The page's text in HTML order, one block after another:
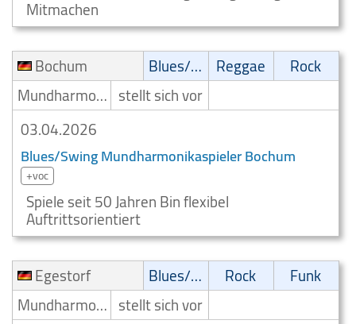
Mitmachen
Bochum
Blues/Swing Reggae
Rock
Mundharmonikaspieler stellt sich vor
03.04.2026
Blues/Swing Mundharmonikaspieler Bochum
+voc
Spiele seit 50 Jahren Bin flexibel
Auftrittsorientiert
Egestorf
Blues/Swing Rock
Funk
Mundharmonikaspieler stellt sich vor